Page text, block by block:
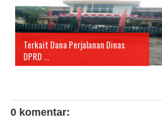
Terkait Dana Perjalanan Dinas
DPRD ...
0 komentar: